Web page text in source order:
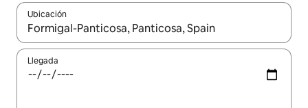
Ubicación
Cuando los resultados estén disponibles, navega con las
Llegada